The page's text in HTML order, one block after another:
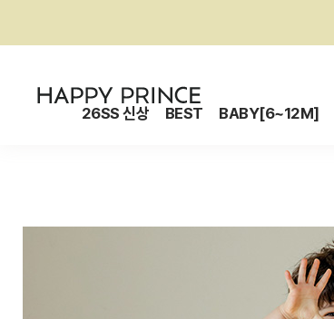
26SS 신상 BEST BABY[6~12M]